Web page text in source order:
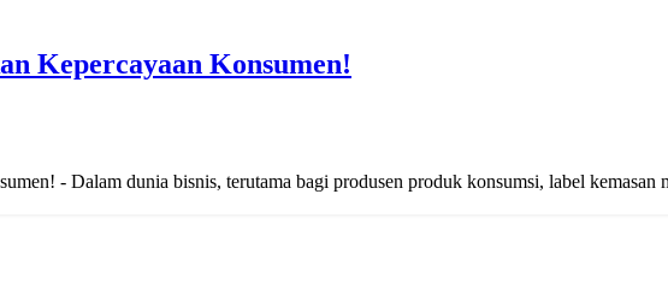
Kepercayaan Konsumen!
- Dalam dunia bisnis, terutama bagi produsen produk konsumsi, label kemasan